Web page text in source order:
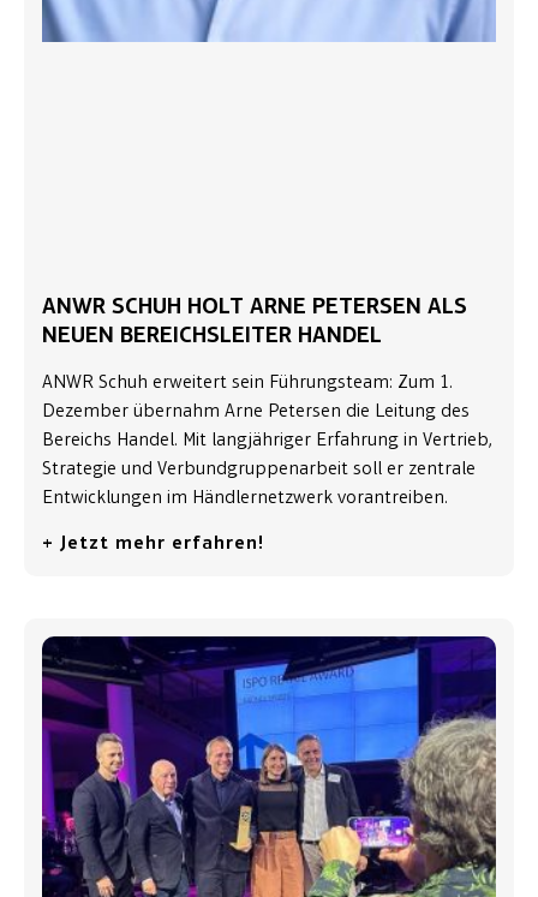
ANWR SCHUH HOLT ARNE PETERSEN ALS
NEUEN BEREICHSLEITER HANDEL
ANWR Schuh erweitert sein Führungsteam: Zum 1.
Dezember übernahm Arne Petersen die Leitung des
Bereichs Handel. Mit langjähriger Erfahrung in Vertrieb,
Strategie und Verbundgruppenarbeit soll er zentrale
Entwicklungen im Händlernetzwerk vorantreiben.
+ Jetzt mehr erfahren!